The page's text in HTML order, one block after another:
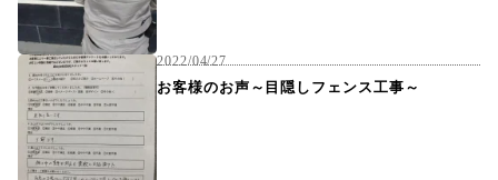
2022/04/27
お客様のお声～目隠しフェンス工事～